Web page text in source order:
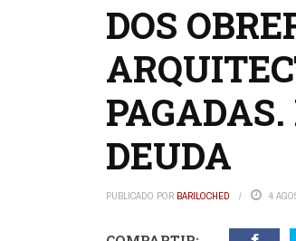
DOS
DEUDA
PUBLICADO POR BARILOCHED 4